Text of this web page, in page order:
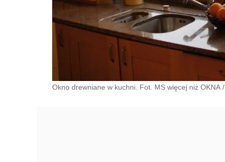
Okno drewniane w kuchni. Fot. MS więcej niż OKNA /